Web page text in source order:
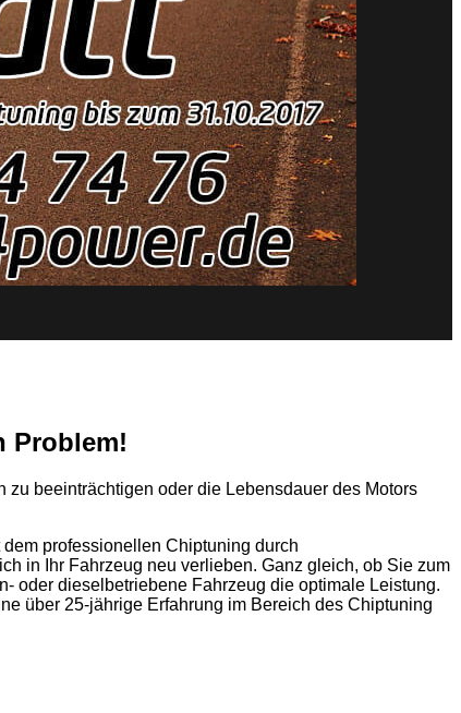
Problem!
beeinträchtigen oder die Lebensdauer des Motors
professionellen Chiptuning durch
in Ihr Fahrzeug neu verlieben. Ganz gleich, ob Sie zum
oder dieselbetriebene Fahrzeug die optimale Leistung.
über 25-jährige Erfahrung im Bereich des Chiptuning